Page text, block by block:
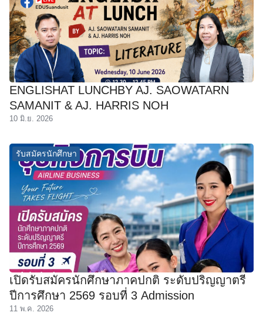
ENGLISHAT LUNCHBY AJ. SAOWATARN
SAMANIT & AJ. HARRIS NOH
10 มิ.ย. 2026
รับสมัครนักศึกษา
เปิดรับสมัครนักศึกษาภาคปกติ ระดับปริญญาตรี
ปีการศึกษา 2569 รอบที่ 3 Admission
11 พ.ค. 2026